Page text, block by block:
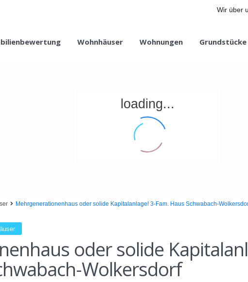
Wir über
Wohnhäuser Wohnungen Grundstücke
loading...
Mehrgenerationenhaus oder solide Kapitalanlage! 3-Fam. Haus Schwabach-
oder solide
Wolkersdorf